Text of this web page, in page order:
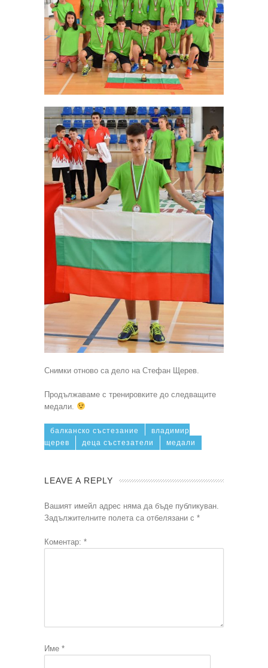
Снимки отново са дело на Стефан Щерев.
Продължаваме с тренировките до следващите
медали.
балканско състезание
владимир
щерев
деца състезатели медали
LEAVE A REPLY
Вашият имейл адрес няма да бъде публикуван.
Задължителните полета са отбелязани с *
Коментар: *
Име *